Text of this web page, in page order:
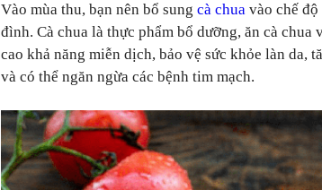
Vào mùa thu, bạn nên bổ sung cà chua vào chế
đình. Cà chua là thực phẩm bổ dưỡng, ăn cà chua
cao khả năng miễn dịch, bảo vệ sức khỏe làn da,
và có thể ngăn ngừa các bệnh tim mạch.